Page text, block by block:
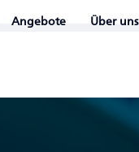
Angebote Über uns